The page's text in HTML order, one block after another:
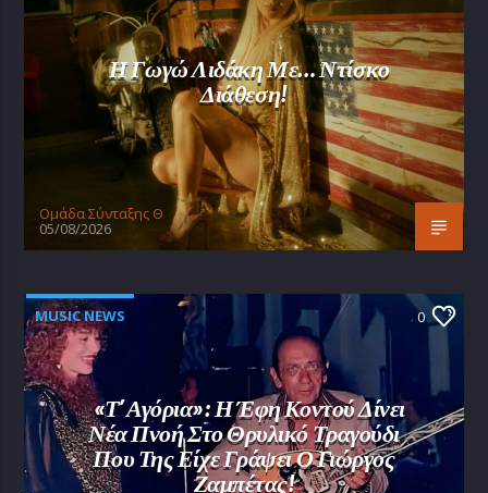
Η Γωγώ Λιδάκη Με… Ντίσκο
Διάθεση!
Oμάδα Σύνταξης Θ
05/08/2026
MUSIC NEWS 0
«Τ’ Αγόρια»: Η Έφη Κοντού Δίνει
Νέα Πνοή Στο Θρυλικό Τραγούδι
Που Της Είχε Γράψει Ο Γιώργος
Ζαμπέτας!